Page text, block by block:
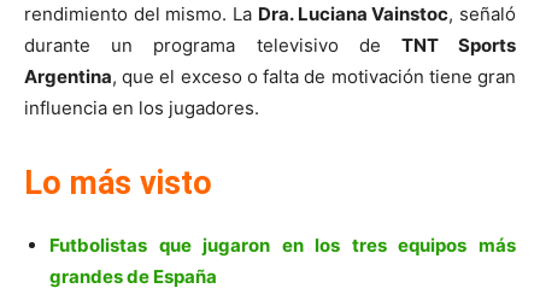
rendimiento del mismo. La Dra. Luciana Vainstoc, señaló
durante un programa televisivo de TNT Sports
Argentina, que el exceso o falta de motivación tiene gran
influencia en los jugadores.
Lo más visto
Futbolistas que jugaron en los tres equipos más
grandes de España